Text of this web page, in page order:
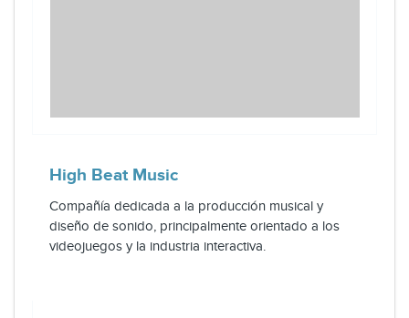
High Beat Music
Compañía dedicada a la producción musical y
diseño de sonido, principalmente orientado a los
videojuegos y la industria interactiva.